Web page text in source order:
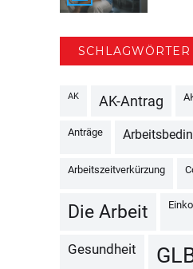
SCHLAGWÖRTER
AK AK-Antrag
Anträge
Arbeitszeitverkürzung
Die Arbeit
Gesundheit